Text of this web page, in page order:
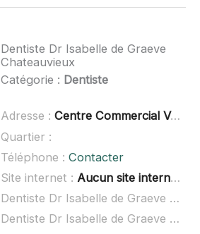
Dentiste Dr Isabelle de Graeve
Chateauvieux
Catégorie : Dentiste
Adresse : Centre Commercial Verte Campagne, 31120 Lacroix-Falgarde
Quartier :
Téléphone : Contacter
Site internet : Aucun site internet connu
Dentiste Dr Isabelle de Graeve Chateauvieux à domicile :
Dentiste Dr Isabelle de Graeve Chateauvieux ouvert dimanche :